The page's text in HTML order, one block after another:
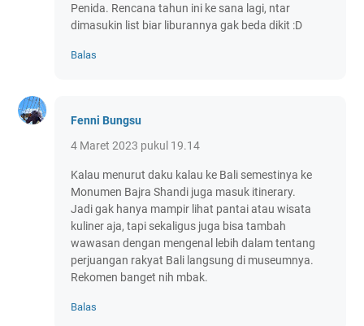
Penida. Rencana tahun ini ke sana lagi, ntar
dimasukin list biar liburannya gak beda dikit :D
Balas
Fenni Bungsu
4 Maret 2023 pukul 19.14
Kalau menurut daku kalau ke Bali semestinya ke
Monumen Bajra Shandi juga masuk itinerary.
Jadi gak hanya mampir lihat pantai atau wisata
kuliner aja, tapi sekaligus juga bisa tambah
wawasan dengan mengenal lebih dalam tentang
perjuangan rakyat Bali langsung di museumnya.
Rekomen banget nih mbak.
Balas